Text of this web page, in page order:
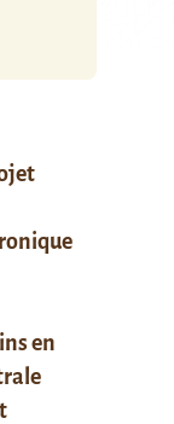
en